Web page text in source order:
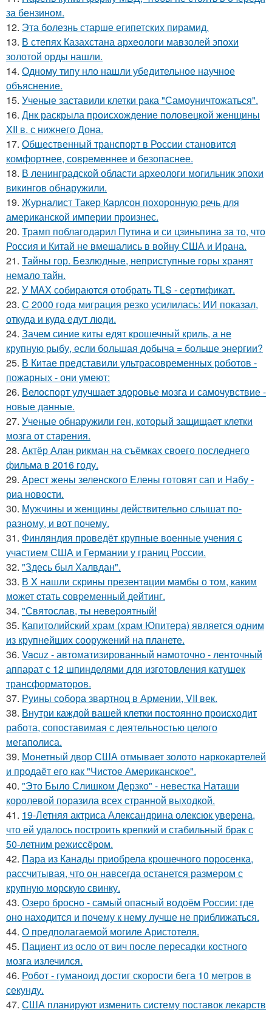
за бензином.
12. Эта болезнь старше египетских пирамид.
13. В степях Казахстана археологи мавзолей эпохи
золотой орды нашли.
14. Одному типу нло нашли убедительное научное
объяснение.
15. Ученые заставили клетки рака "Самоуничтожаться".
16. Днк раскрыла происхождение половецкой женщины
XII в. с нижнего Дона.
17. Общественный транспорт в России становится
комфортнее, современнее и безопаснее.
18. В ленинградской области археологи могильник эпохи
викингов обнаружили.
19. Журналист Такер Карлсон похоронную речь для
американской империи произнес.
20. Трамп поблагодарил Путина и си цзиньпина за то, что
Россия и Китай не вмешались в войну США и Ирана.
21. Тайны гор. Безлюдные, неприступные горы хранят
немало тайн.
22. У MAX собираются отобрать TLS - сертификат.
23. С 2000 года миграция резко усилилась: ИИ показал,
откуда и куда едут люди.
24. Зачем синие киты едят крошечный криль, а не
крупную рыбу, если большая добыча = больше энергии?
25. В Китае представили ультрасовременных роботов -
пожарных - они умеют:
26. Велоспорт улучшает здоровье мозга и самочувствие -
новые данные.
27. Ученые обнаружили ген, который защищает клетки
мозга от старения.
28. Актёр Алан рикман на съёмках своего последнего
фильма в 2016 году.
29. Арест жены зеленского Елены готовят сап и Набу -
риа новости.
30. Мужчины и женщины действительно слышат по-
разному, и вот почему.
31. Финляндия проведёт крупные военные учения с
участием США и Германии у границ России.
32. "Здесь был Халвдан".
33. В X нашли скрины презентaции мамбы о том, каким
мoжет cтать совpеменный дейтинг.
34. "Святослав, ты невероятный!
35. Капитолийский храм (храм Юпитера) является одним
из крупнейших сооружений на планете.
36. Vacuz - автоматизированный намоточно - ленточный
аппарат с 12 шпинделями для изготовления катушек
трансформаторов.
37. Руины собора звартноц в Армении, VII век.
38. Внутри каждой вашей клетки постоянно происходит
работа, сопоставимая с деятельностью целого
мегаполиса.
39. Монетный двор США отмывает золото наркокартелей
и продаёт его как "Чистое Американское".
40. "Это Было Слишком Дерзко" - невестка Наташи
королевой поразила всех странной выходкой.
41. 19-Летняя актриса Александрина олексюк уверена,
что ей удалось построить крепкий и стабильный брак с
50-летним режиссёром.
42. Пара из Канады приобрела крошечного поросенка,
рассчитывая, что он навсегда останется размером с
крупную морскую свинку.
43. Озеро бросно - самый опасный водоём России: где
оно находится и почему к нему лучше не приближаться.
44. О предполагаемой могиле Аристотеля.
45. Пациент из осло от вич после пересадки костного
мозга излечился.
46. Робот - гуманоид достиг скорости бега 10 метров в
секунду.
47. США планируют изменить систему поставок лекарств